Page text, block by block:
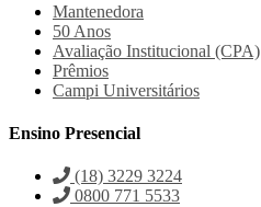
Mantenedora
50 Anos
Avaliação Institucional (CPA)
Prêmios
Campi Universitários
Ensino Presencial
(18) 3229 3224
0800 771 5533